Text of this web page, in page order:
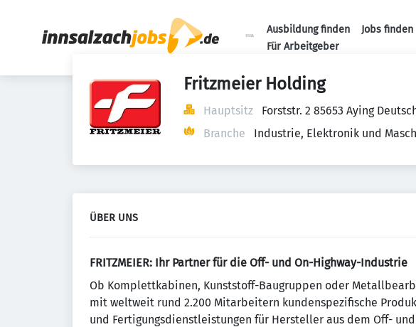
Ausbildung finden Jobs finden
Für Arbeitgeber
Fritzmeier Holding
Hauptsitz
Forststr. 2 85653 Aying
Branche
Industrie, Elektronik und
ÜBER UNS
FRITZMEIER: Ihr Partner für die Off- und On-Highway-Industrie
Ob Komplettkabinen, Kunststoff-Baugruppen oder
mit weltweit rund 2.200 Mitarbeitern kundenspezifische
und Fertigungsdienstleistungen für Hersteller aus dem Off-